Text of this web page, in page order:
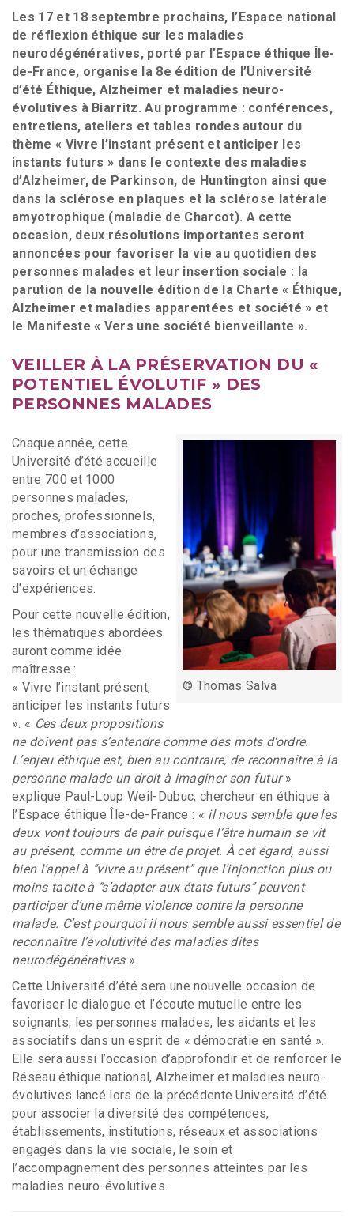
Les 17 et 18 septembre prochains, l’Espace national
de réflexion éthique sur les maladies
neurodégénératives, porté par l’Espace éthique Île-
de-France, organise la 8e édition de l’Université
d’été Éthique, Alzheimer et maladies neuro-
évolutives à Biarritz. Au programme : conférences,
entretiens, ateliers et tables rondes autour du
thème « Vivre l’instant présent et anticiper les
instants futurs » dans le contexte des maladies
d’Alzheimer, de Parkinson, de Huntington ainsi que
dans la sclérose en plaques et la sclérose latérale
amyotrophique (maladie de Charcot). A cette
occasion, deux résolutions importantes seront
annoncées pour favoriser la vie au quotidien des
personnes malades et leur insertion sociale : la
parution de la nouvelle édition de la Charte « Éthique,
Alzheimer et maladies apparentées et société » et
le Manifeste « Vers une société bienveillante ».
VEILLER À LA PRÉSERVATION DU «
POTENTIEL ÉVOLUTIF » DES
PERSONNES MALADES
© Thomas Salva
Chaque année, cette
Université d’été accueille
entre 700 et 1000
personnes malades,
proches, professionnels,
membres d’associations,
pour une transmission des
savoirs et un échange
d’expériences.
Pour cette nouvelle édition,
les thématiques abordées
auront comme idée
maîtresse :
« Vivre l’instant présent,
anticiper les instants futurs
». « Ces deux propositions
ne doivent pas s’entendre comme des mots d’ordre.
L’enjeu éthique est, bien au contraire, de reconnaître à la
personne malade un droit à imaginer son futur»
explique Paul-Loup Weil-Dubuc, chercheur en éthique à
l’Espace éthique Île-de-France : « il nous semble que les
deux vont toujours de pair puisque l’être humain se vit
au présent, comme un être de projet. À cet égard, aussi
bien l’appel à ‘‘vivre au présent’’ que l’injonction plus ou
moins tacite à ‘‘s’adapter aux états futurs’’ peuvent
participer d’une même violence contre la personne
malade. C’est pourquoi il nous semble aussi essentiel de
reconnaître l’évolutivité des maladies dites
neurodégénératives».
Cette Université d’été sera une nouvelle occasion de
favoriser le dialogue et l’écoute mutuelle entre les
soignants, les personnes malades, les aidants et les
associatifs dans un esprit de « démocratie en santé ».
Elle sera aussi l’occasion d’approfondir et de renforcer le
Réseau éthique national, Alzheimer et maladies neuro-
évolutives lancé lors de la précédente Université d’été
pour associer la diversité des compétences,
établissements, institutions, réseaux et associations
engagés dans la vie sociale, le soin et
l’accompagnement des personnes atteintes par les
maladies neuro-évolutives.